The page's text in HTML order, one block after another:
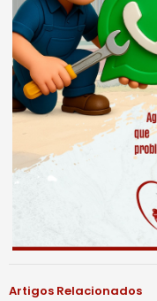
Artigos Relacionados